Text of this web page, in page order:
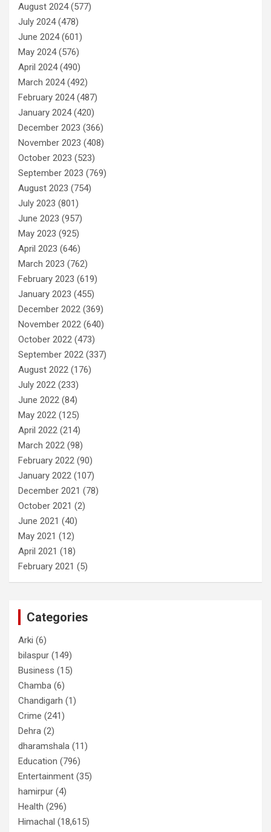
August 2024(577)
July 2024(478)
June 2024(601)
May 2024(576)
April 2024(490)
March 2024(492)
February 2024(487)
January 2024(420)
December 2023 (366)
November 2023 (408)
October 2023 (523)
September 2023 (769)
August 2023 (754)
July 2023 (801)
June 2023 (957)
May 2023 (925)
April 2023 (646)
March 2023 (762)
February 2023 (619)
January 2023 (455)
December 2022 (369)
November 2022 (640)
October 2022 (473)
September 2022 (337)
August 2022 (176)
July 2022 (233)
June 2022 (84)
May 2022 (125)
April 2022 (214)
March 2022 (98)
February 2022 (90)
January 2022 (107)
December 2021 (78)
October 2021 (2)
June 2021 (40)
May 2021 (12)
April 2021 (18)
February 2021 (5)
Categories
Arki (6)
bilaspur (149)
Business (15)
Chamba (6)
Chandigarh (1)
Crime (241)
Dehra (2)
dharamshala (11)
Education (796)
Entertainment (35)
hamirpur (4)
Health (296)
Himachal (18,615)